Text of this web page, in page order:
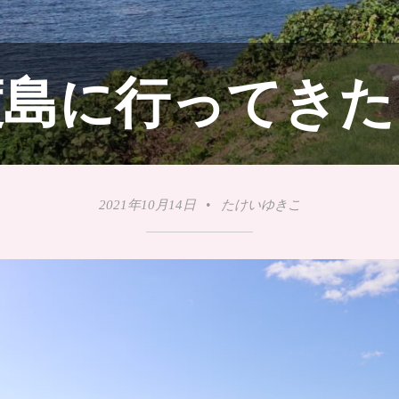
に行ってき
2021年10月14日 • たけいゆきこ